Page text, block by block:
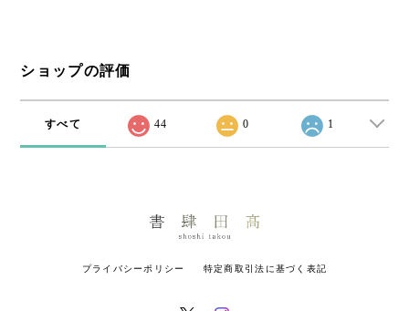
ショップの評価
すべて 44 0 1
プライバシーポリシー 特定商取引法に基づく表記